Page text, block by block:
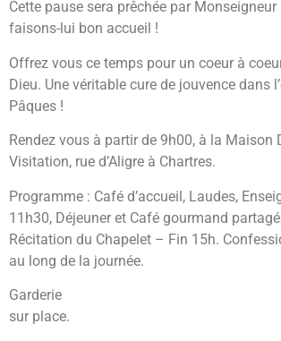
Cette pause sera prêchée par Monseigneur
faisons-lui bon accueil !
Offrez vous ce temps pour un coeur à
Dieu. Une véritable cure de jouvence dans
Pâques !
Rendez vous à partir de 9h00, à la Maison
Visitation, rue d’Aligre à Chartres.
Programme : Café d’accueil, Laudes,
11h30, Déjeuner et Café gourmand
Récitation du Chapelet – Fin 15h.
au long de la journée.
Garderie
sur place.